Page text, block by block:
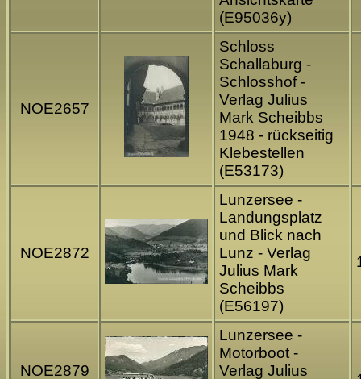
(E95036y)
NOE2657
Schloss
Schallaburg -
Schlosshof -
Verlag Julius
Mark Scheibbs
1948 - rückseitig
Klebestellen
(E53173)
NOE2872
Lunzersee -
Landungsplatz
und Blick nach
Lunz - Verlag
Julius Mark
Scheibbs
(E56197)
NOE2879
Lunzersee -
Motorboot -
Verlag Julius